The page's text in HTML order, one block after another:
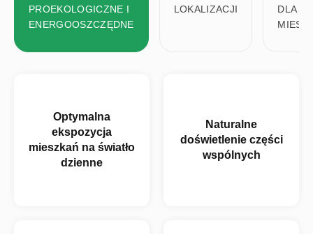
FILTRY DODATKOWE
GOTOWE DO ODBIORU
PROEKOLOGICZNE I
ENERGOOSZCZĘDNE
LOKALIZACJI
DLA
Optymalna
ekspozycja
mieszkań na światło
dzienne
Naturalne
doświetlenie części
wspólnych